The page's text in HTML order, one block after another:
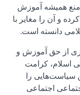
منع همیشه آموزش
و آن را مغایر با
دانسته است.
از حق آموزش و
اسلام، کرامت
سیاست‌هایی را
اجتماعی